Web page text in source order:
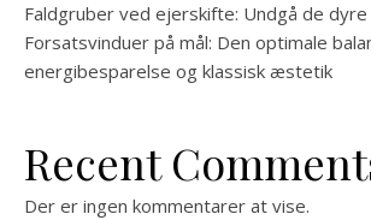
Faldgruber ved ejerskifte: Undgå de
Forsatsvinduer på mål: Den optimale
energibesparelse og klassisk æstetik
Recent
Der er ingen kommentarer at vise.